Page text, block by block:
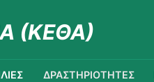
(ΚΕΘΑ)
ΔΡΑΣΤΗΡΙΟΤΗΤΕΣ